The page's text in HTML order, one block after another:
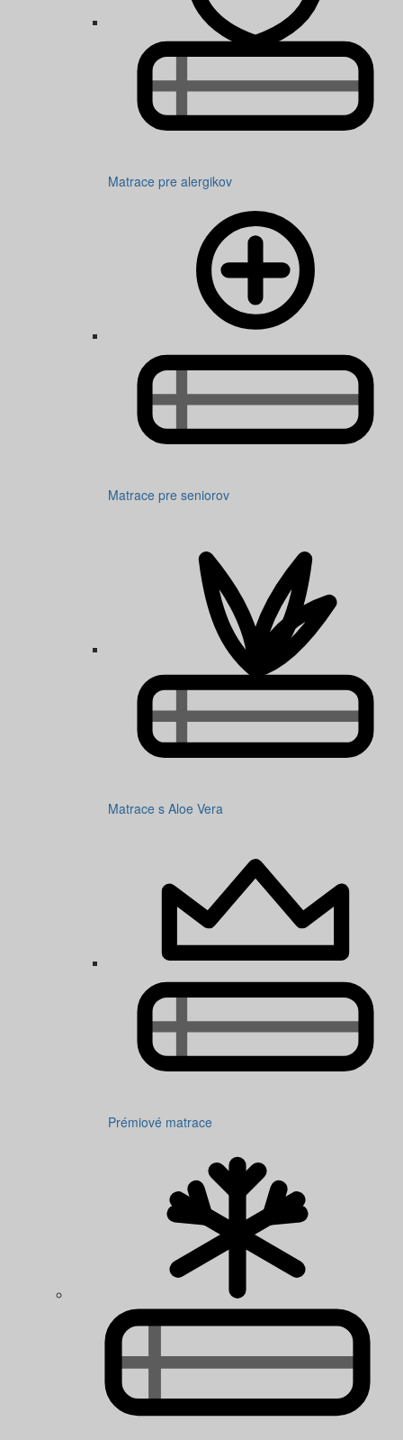
Matrace pre alergikov
Matrace pre seniorov
Matrace s Aloe Vera
Prémiové matrace